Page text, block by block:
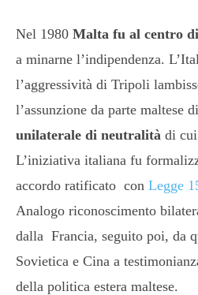
Nel 1980 Malta fu al centro
a minarne l’indipendenza.
l’aggressività di Tripoli
l’assunzione da parte maltese
unilaterale di neutralità di
L’iniziativa italiana fu
accordo ratificato con Legge
Analogo riconoscimento
dalla Francia, seguito poi, da
Sovietica e Cina a
della politica estera maltese.